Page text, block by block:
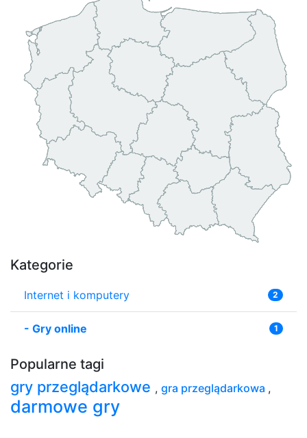
Kategorie
Internet i komputery 2
- Gry online 1
Popularne tagi
gry przeglądarkowe , gra przeglądarkowa ,
darmowe gry